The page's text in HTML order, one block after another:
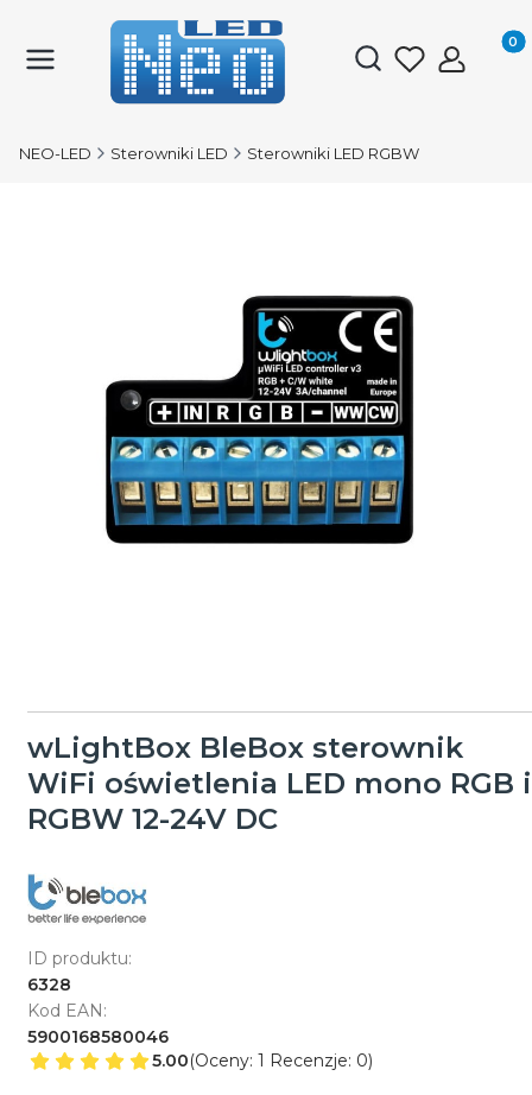
Otwórz
NEO-LED Sterowniki LED Sterowniki LED RGBW
wLightBox BleBox sterownik
WiFi oświetlenia LED mono RGB i
RGBW 12-24V DC
ID produktu:
6328
Kod EAN:
5900168580046
5.00(Oceny: 1 Recenzje: 0)